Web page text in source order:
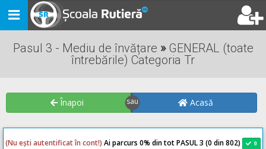
Toggle
navigation
Pasul 3 - Mediu de învățare »GENERAL (toate
întrebările) Categoria Tr
Înapoi Acasă
(Nu ești autentificat în cont!) Ai parcurs 0% din tot PASUL 3 (0 din 802) 0